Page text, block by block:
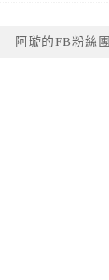
阿璇的FB粉絲團